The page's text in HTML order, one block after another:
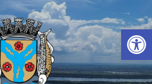
Barra de Ferramentas Aberta